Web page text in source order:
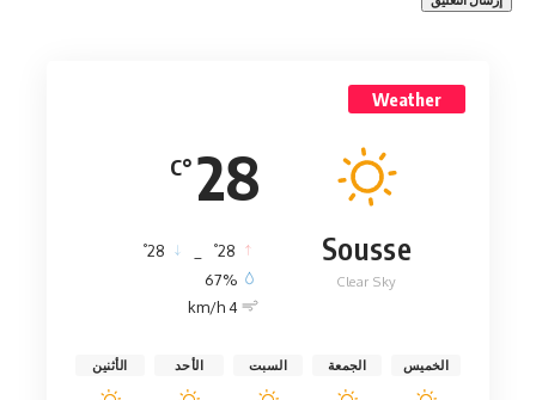
Weather
28
°C
Sousse
Clear Sky
28
°
28
°
67%
4 km/h
الخميس الجمعة السبت الأحد الأثنين